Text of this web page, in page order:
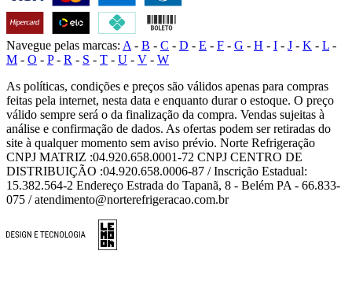
Navegue pelas marcas: A - B - C - D - E - F - G - H - I - J - K - L -
M - O - P- R - S - T - U - V - W
As políticas, condições e preços são válidos apenas para compras
feitas pela internet, nesta data e enquanto durar o estoque. O preço
válido sempre será o da finalização da compra. Vendas sujeitas à
análise e confirmação de dados. As ofertas podem ser retiradas do
site à qualquer momento sem aviso prévio. Norte Refrigeração
CNPJ MATRIZ :04.920.658.0001-72 CNPJ CENTRO DE
DISTRIBUIÇÃO :04.920.658.0006-87 / Inscrição Estadual:
15.382.564-2 Endereço Estrada do Tapanã, 8 - Belém PA - 66.833-
075 / atendimento@norterefrigeracao.com.br